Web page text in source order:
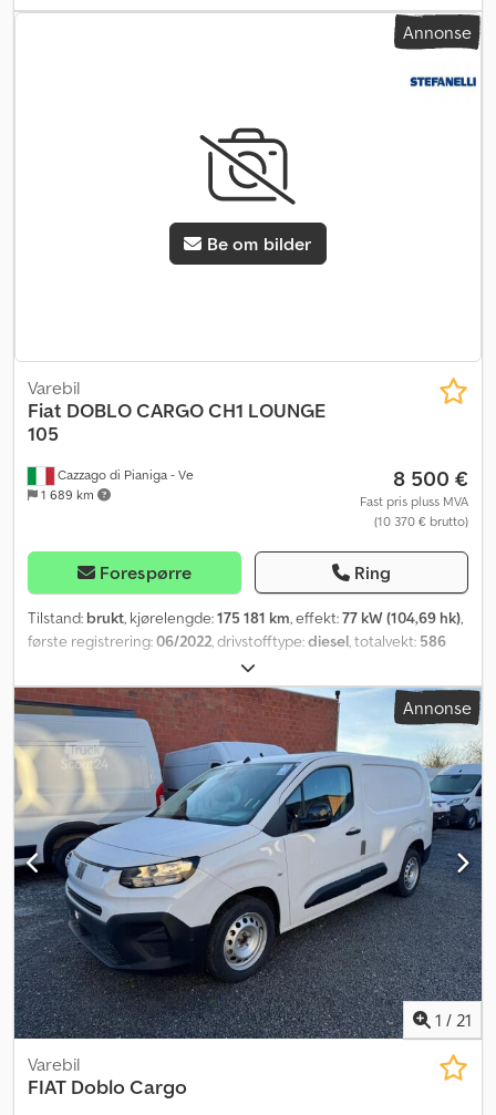
utslippsklasse:Euro 6, antall seter:2, lasteplassbredde:1 820 mm,
Annonse
Be om bilder
Cazzago di Pianiga - Ve
1 689 km
Varebil
Fiat DOBLO CARGO CH1 LOUNGE
105
8 500 €
Fast pris pluss MVA
(10 370 € brutto)
Forespørre Ring
Tilstand: brukt, kjørelengde:175 181 km, effekt:77 kW (104,69 hk),
første registrering:06/2022, drivstofftype:diesel, totalvekt: 586
,
Annonse
1 / 21
Varebil
FIAT Doblo Cargo